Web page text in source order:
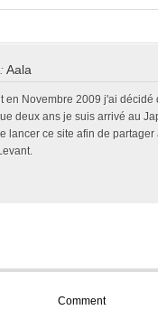
Aala
en Novembre 2009 j'ai
deux ans je suis arrivé au
lancer ce site afin de
Comment